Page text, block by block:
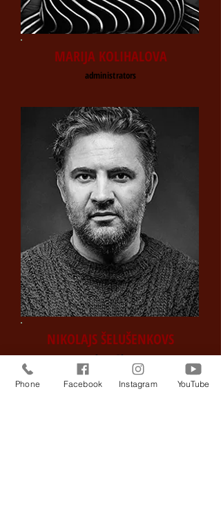
MARIJA KOLIHALOVA
administrators
NIKOLAJS ŠELUŠENKOVS
fotogrāfs
Phone Facebook Instagram YouTube